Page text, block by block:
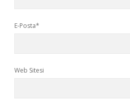
E-Posta*
Web Sitesi